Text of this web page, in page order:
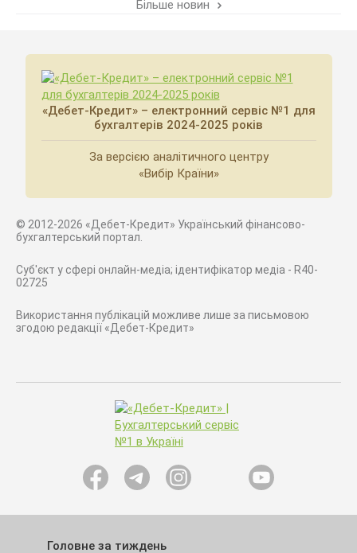
Більше новин
«Дебет-Кредит» – електронний сервіс №1 для
бухгалтерів 2024-2025 років
За версією аналітичного центру
«Вибір Країни»
© 2012-2026 «Дебет-Кредит» Український фінансово-
бухгалтерський портал.
Суб'єкт у сфері онлайн-медіа; ідентифікатор медіа - R40-
02725
Використання публікацій можливе лише за письмовою
згодою редакції «Дебет-Кредит»
Головне за тиждень